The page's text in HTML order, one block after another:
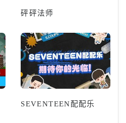
砰砰法师
SEVENTEEN配配乐